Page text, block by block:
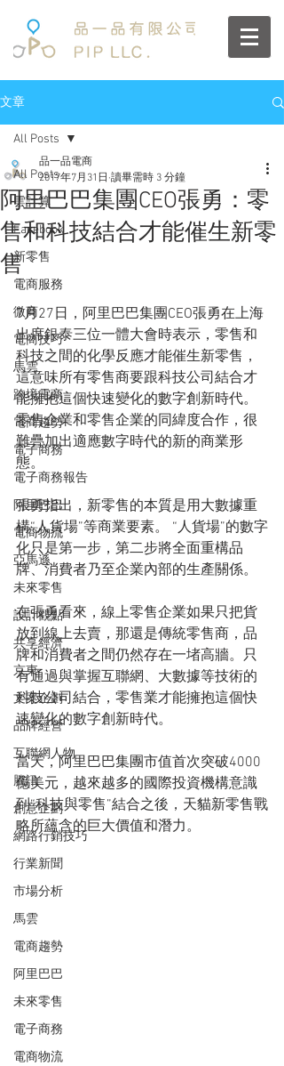
文章
All Posts
雲計算
Facebook
新零售
電商服務
微商
電商技巧
馬雲
跨境電商
電商趨勢
電子商務
電子商務報告
阿里巴巴
電商物流
亞馬遜
未來零售
設計觀點
共享經濟
京東
文案企劃
品牌經營
互聯網人物
騰訊
創意企劃
網路行銷技巧
行業新聞
市場分析
馬雲
電商趨勢
阿里巴巴
未來零售
電子商務
電商物流
All Posts
阿里巴巴集團CEO張勇：零
售和科技結合才能催生新零
售
品一品電商
2017年7月31日 讀畢需時 3 分鐘
7月27日，阿里巴巴集團CEO張勇在上海
出席銀泰三位一體大會時表示，零售和
科技之間的化學反應才能催生新零售，
這意味所有零售商要跟科技公司結合才
能擁抱這個快速變化的數字創新時代。
零售企業和零售企業的同緯度合作，很
難疊加出適應數字時代的新的商業形
態。
張勇指出，新零售的本質是用大數據重
構“人貨場”等商業要素。 “人貨場”的數字
化只是第一步，第二步將全面重構品
牌、消費者乃至企業內部的生產關係。
在張勇看來，線上零售企業如果只把貨
放到線上去賣，那還是傳統零售商，品
牌和消費者之間仍然存在一堵高牆。只
有通過與掌握互聯網、大數據等技術的
科技公司結合，零售業才能擁抱這個快
速變化的數字創新時代。
當天，阿里巴巴集團市值首次突破4000
億美元，越來越多的國際投資機構意識
到“科技與零售”結合之後，天貓新零售戰
略所蘊含的巨大價值和潛力。